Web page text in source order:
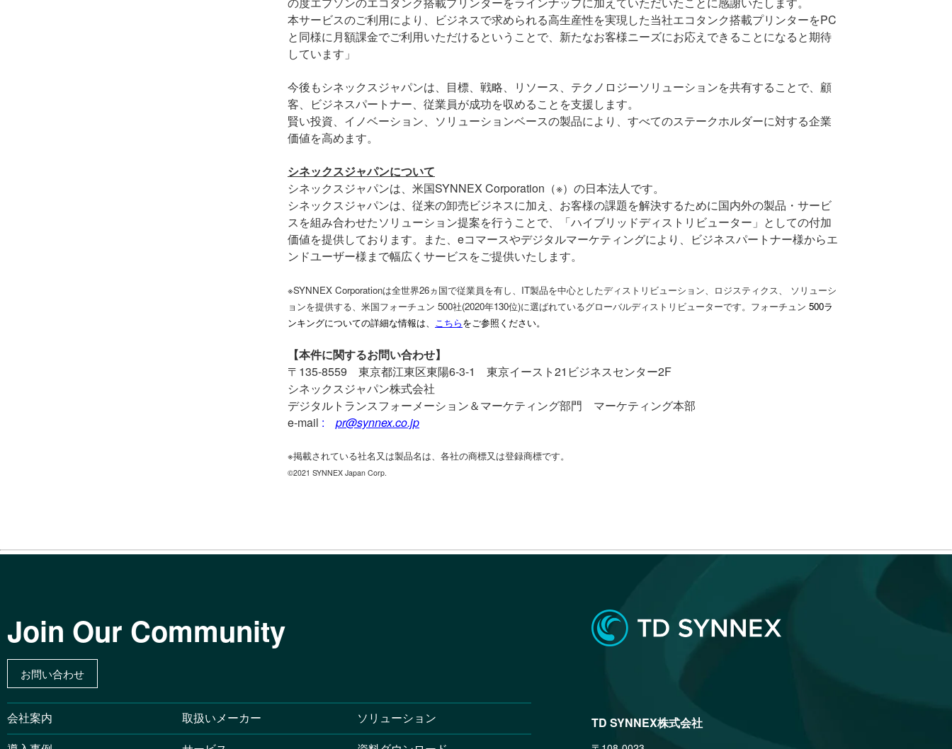
本サービスのご利用により、ビジネスで求められる高生産性を実現した当社エコタンク搭載プリンターをPC
と同様に月額課金でご利用いただけるということで、新たなお客様ニーズにお応えできることになると期待
しています」
今後もシネックスジャパンは、目標、戦略、リソース、テクノロジーソリューションを共有することで、顧
客、ビジネスパートナー、従業員が成功を収めることを支援します。
賢い投資、イノベーション、ソリューションベースの製品により、すべてのステークホルダーに対する企業
価値を高めます。
シネックスジャパンについて
シネックスジャパンは、米国SYNNEX Corporation （※）の日本法人です。
シネックスジャパンは、従来の卸売ビジネスに加え、お客様の課題を解決するために国内外の製品・サービ
スを組み合わせたソリューション提案を行うことで、「ハイブリッドディストリビューター」としての付加
価値を提供しております。また、 eコマースやデジタルマーケティングにより、ビジネスパートナー様からエ
ンドユーザー様まで幅広くサービスをご提供いたします。
※SYNNEX Corporationは全世界26ヵ国で従業員を有し、IT製品を中心としたディストリビューション、ロジスティクス、 ソリューシ
ョンを提供する、米国フォーチュン 500社(2020年130位)に選ばれているグローバルディストリビューターです。フォーチュン 500ラ
ンキングについての詳細な情報は、 こちらをご参照ください。
【本件に関するお問い合わせ】
〒 135-8559 東京都江東区東陽6-3-1 東京イースト21 ビジネスセンター2F
シネックスジャパン株式会社
デジタルトランスフォーメーション＆マーケティング部門 マーケティング本部
e-mail : pr@synnex.co.jp
※掲載されている社名又は製品名は、各社の商標又は登録商標です。
©2021 SYNNEX Japan Corp.
Join Our Community
お問い合わせ
会社案内 取扱いメーカー
ソリューション
TD SYNNEX株式会社